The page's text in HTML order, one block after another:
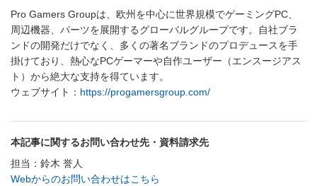
Pro Gamers Groupは、欧州を中心に世界規模でゲーミングPC、
周辺機器、パーツを展開するグローバルグループです。自社ブラ
ンドの開発だけでなく、多くの著名ブランドのプロデュースを手
掛けており、熱心なPCゲーマーや自作ユーザー（エンスージアス
ト）から絶大な支持を得ています。
ウェブサイト： https://progamersgroup.com/
本記事に関するお問い合わせ先・資料請求先
担当：鈴木 誉人
Webからのお問い合わせはこちら